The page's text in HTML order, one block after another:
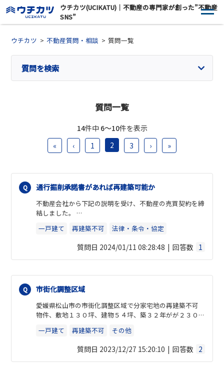
ウチカツ(UCIKATU)｜不動産の専門家が創った”不動産
SNS”
ウチカツ 不動産質問・相談 質問一覧
質問を検索
質問一覧
14件中 6〜10件を表示
«
‹ 1 2 3 › »
通行掘削承諾書があれば再建築可能か
不動産会社から下記の説明を受け、不動産の売買契約を締
結しました。
者から通行掘削承諾書を入手しているため再建築可能で
・本物件の内見時にもらった広告の特記事項には再建築
不可という記載はなかったが、契約締結時に新たにもら
追記してあった。
契約締結に至るまでは通行掘削承諾書があるのなら再建
築なので、という説明を受けていたため安心して契約した
ものの、
再建築時に再び私道所有者全員から承諾を取る必要があ
るとなると話が違うのではないかと思い、こちらで相談
させていただいた次第です。
先ず、スーモや紙の広告において、再建築不可物件に該当
一戸建て 再建築不可 法律・条令・協定
質問日 2024/01/11 08:28:48 回答数 1
市街化調整区域
愛媛県松山市の市街化調整区域で分家宅地の再建築不可
物件、敷地１３０坪、建物５４坪、築３２年がが２３０
また２０年後に売る時に値段はつくのか知りたいです。
一戸建て 再建築不可 その他
質問日 2023/12/27 15:20:10 回答数 2